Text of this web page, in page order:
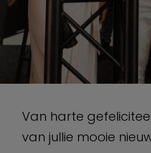
Van harte
van jullie mooie